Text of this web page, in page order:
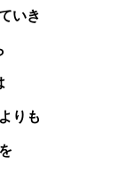
いき
りも